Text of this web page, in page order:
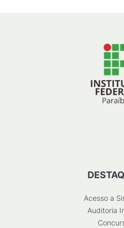
Acesso a
Auditoria